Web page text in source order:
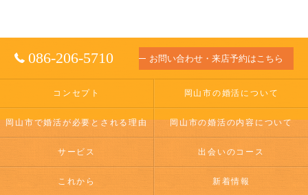
086-206-5710 お問い合わせ・来店予約はこちら
コンセプト 岡山市の婚活について
岡山市で婚活が必要とされる理由 岡山市の婚活の内容について
サービス 出会いのコース
これから 新着情報